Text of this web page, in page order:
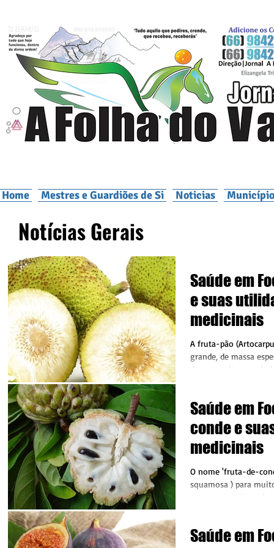
Home Mestres e Guardiões de Si Noticias
Notícias Gerais
Saúde em
e suas
medicinais
A fruta-pão
grande, de massa
doce e muito
Saúde em
conde e
medicinais
O nome 'fruta-de-
squamosa ) para
entanto este fruto é
produzido por uma
Saúde em